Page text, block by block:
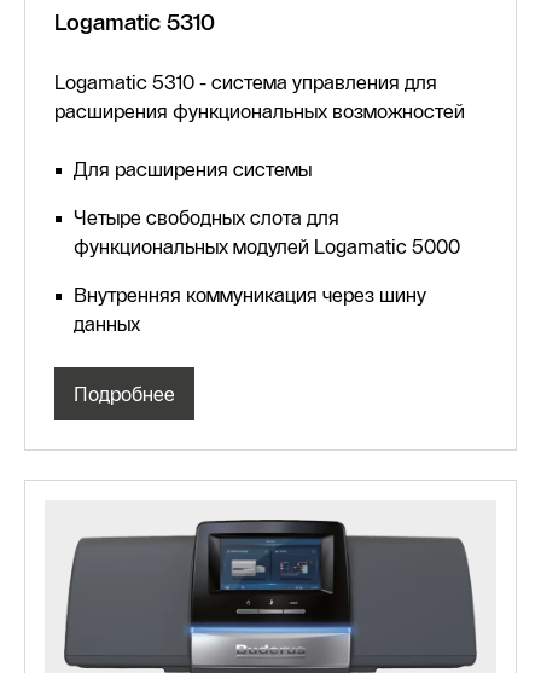
Logamatic 5310
Logamatic 5310 - система управления для
расширения функциональных возможностей
Для расширения системы
Четыре свободных слота для
функциональных модулей Logamatic 5000
Внутренняя коммуникация через шину
данных
Подробнее